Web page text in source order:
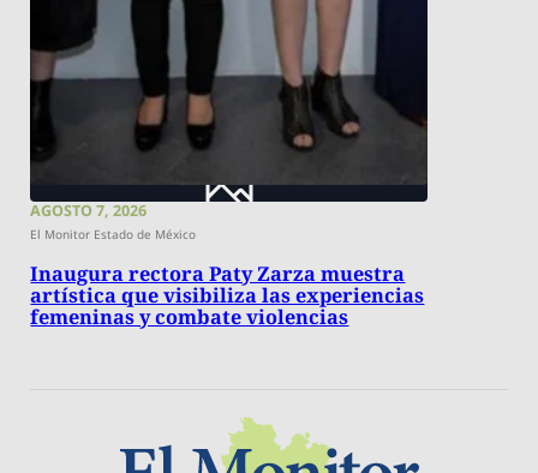
AGOSTO 7, 2026
El Monitor Estado de México
Inaugura rectora Paty Zarza muestra
artística que visibiliza las experiencias
femeninas y combate violencias